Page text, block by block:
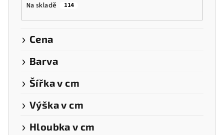
Na skladě 114
Cena
Barva
Šířka v cm
Výška v cm
Hloubka v cm